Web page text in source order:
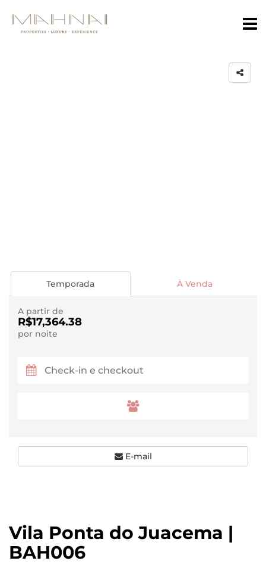
Vila Ponta do Juacema |
BAH006
Temporada À Venda
A partir de
R$17,364.38
por noite
E-mail